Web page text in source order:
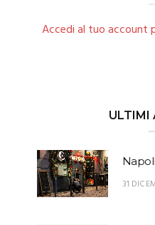
Accedi al tuo account
ULTIMI
Napoli
31